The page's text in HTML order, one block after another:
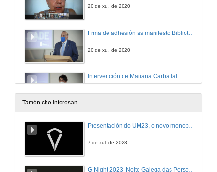
20 de xul. de 2020
20 de xul. de 2020
Intervención de Mariana Carballal
20 de xul. de 2020
Tamén che interesan
Presentación do UM23, o novo monopraza de UVigo Motorsport
7 de xul. de 2023